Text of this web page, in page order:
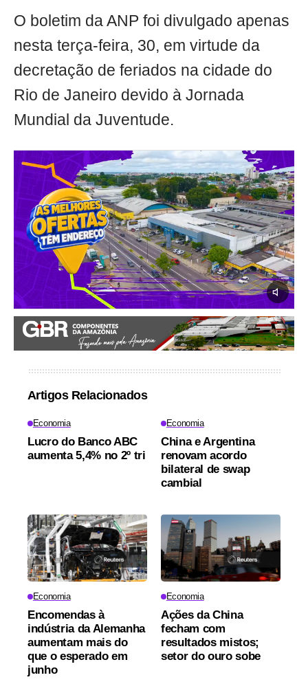
O boletim da ANP foi divulgado apenas
nesta terça-feira, 30, em virtude da
decretação de feriados na cidade do
Rio de Janeiro devido à Jornada
Mundial da Juventude.
Artigos Relacionados
Economia
Lucro do Banco ABC
aumenta 5,4% no 2º tri
Economia
China e Argentina
renovam acordo
bilateral de swap
cambial
Economia
Encomendas à
indústria da Alemanha
aumentam mais do
que o esperado em
junho
Economia
Ações da China
fecham com
resultados mistos;
setor do ouro sobe